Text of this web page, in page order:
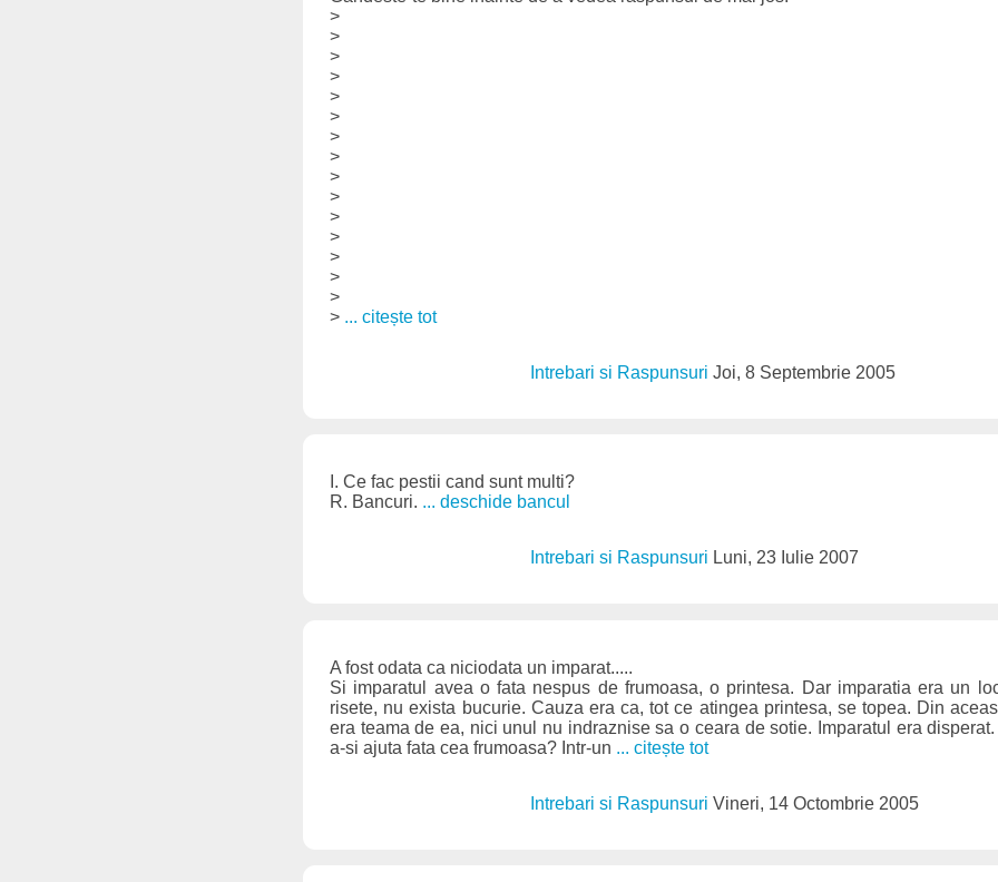
>
>
>
>
>
>
>
>
>
>
>
>
>
>
>
> ... citește tot
Intrebari si RaspunsuriJoi, 8 Septembrie 2005
I. Ce fac pestii cand sunt multi?
R. Bancuri. ... deschide bancul
Intrebari si Raspunsuri Luni, 23 Iulie 2007
A fost odata ca niciodata un imparat.....
Si imparatul avea o fata nespus de frumoasa, o printesa. Dar imparatia era un
risete, nu exista bucurie. Cauza era ca, tot ce atingea printesa, se topea. Din
era teama de ea, nici unul nu indraznise sa o ceara de sotie. Imparatul era
a-si ajuta fata cea frumoasa? Intr-un ... citește tot
Intrebari si RaspunsuriVineri, 14 Octombrie 2005